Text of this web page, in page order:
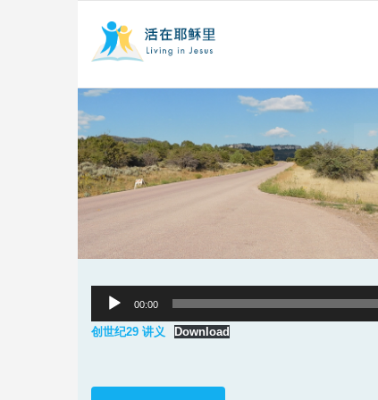
Audio
Player
00:00
创世纪29 讲义 Download